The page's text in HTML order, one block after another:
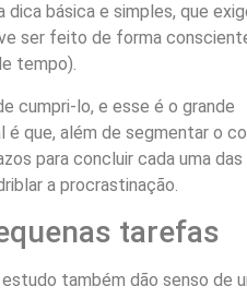
dica básica e simples, que
ser feito de forma
tempo).
cumpri-lo, e esse é o grande
é que, além de segmentar o
para concluir cada uma das
a procrastinação.
tarefas
também dão senso de